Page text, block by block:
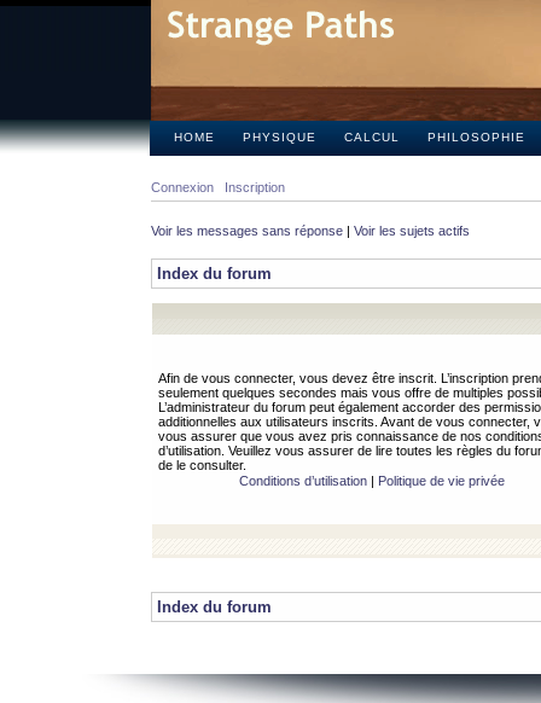
HOME PHYSIQUE CALCUL PHILOSOPHIE
Connexion Inscription
Voir les messages sans réponse | Voir les sujets actifs
Index du forum
Afin de vous connecter, vous devez être inscrit. L’inscription
seulement quelques secondes mais vous offre de multiples
L’administrateur du forum peut également accorder des
additionnelles aux utilisateurs inscrits. Avant de vous connecter,
vous assurer que vous avez pris connaissance de nos
d’utilisation. Veuillez vous assurer de lire toutes les règles du
de le consulter.
Conditions d’utilisation| Politique de vie privée
Index du forum